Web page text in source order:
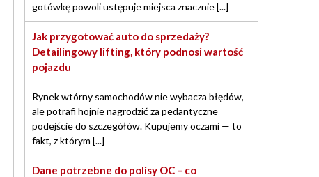
gotówkę powoli ustępuje miejsca znacznie [...]
Jak przygotować auto do sprzedaży?
Detailingowy lifting, który podnosi wartość
pojazdu
Rynek wtórny samochodów nie wybacza błędów,
ale potrafi hojnie nagrodzić za pedantyczne
podejście do szczegółów. Kupujemy oczami — to
fakt, z którym [...]
Dane potrzebne do polisy OC – co